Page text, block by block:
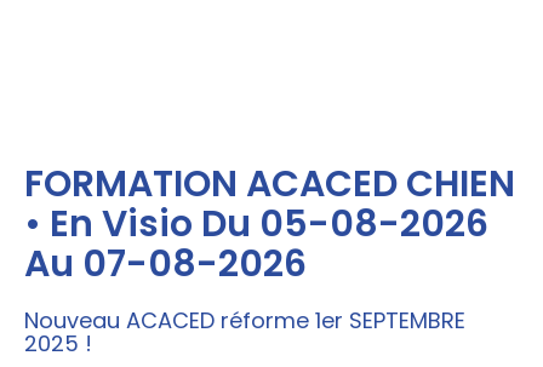
FORMATION ACACED CHIEN
• En Visio Du 05-08-2026
Au 07-08-2026
Nouveau ACACED réforme 1er SEPTEMBRE
2025 !